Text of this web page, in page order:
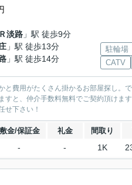
淡路 」駅 徒歩9分
」駅 徒歩13分
」駅 徒歩14分
駐輪場
CATV
費用がたくさん掛かるお部屋探し。
と、仲介手数料無料でご契約頂けま
せ下さい！
敷金/保証金 礼金 間取り
- - 1K